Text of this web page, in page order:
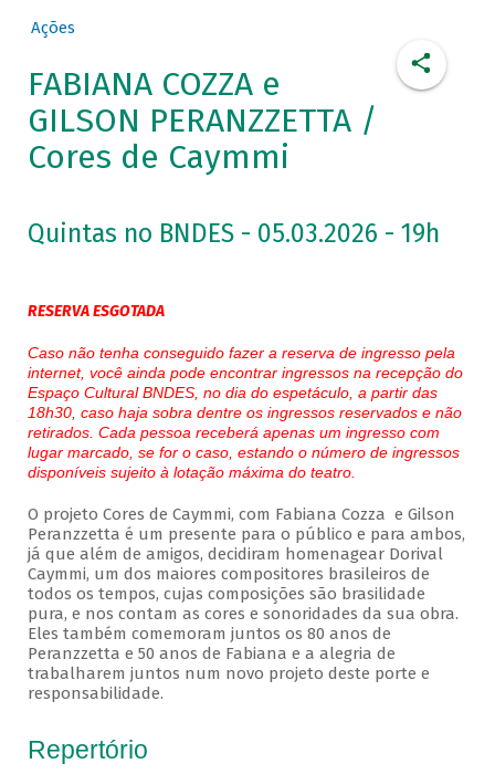
Ações
FABIANA COZZA e
GILSON PERANZZETTA /
Cores de Caymmi
Quintas no BNDES - 05.03.2026 - 19h
RESERVA ESGOTADA
Caso não tenha conseguido fazer a reserva de ingresso pela
internet, você ainda pode encontrar ingressos na recepção do
Espaço Cultural BNDES, no dia do espetáculo, a partir das
18h30, caso haja sobra dentre os ingressos reservados e não
retirados. Cada pessoa receberá apenas um ingresso com
lugar marcado, se for o caso, estando o número de ingressos
disponíveis sujeito à lotação máxima do teatro.
O projeto Cores de Caymmi, com Fabiana Cozza e Gilson
Peranzzetta é um presente para o público e para ambos,
já que além de amigos, decidiram homenagear Dorival
Caymmi, um dos maiores compositores brasileiros de
todos os tempos, cujas composições são brasilidade
pura, e nos contam as cores e sonoridades da sua obra.
Eles também comemoram juntos os 80 anos de
Peranzzetta e 50 anos de Fabiana e a alegria de
trabalharem juntos num novo projeto deste porte e
responsabilidade.
Repertório